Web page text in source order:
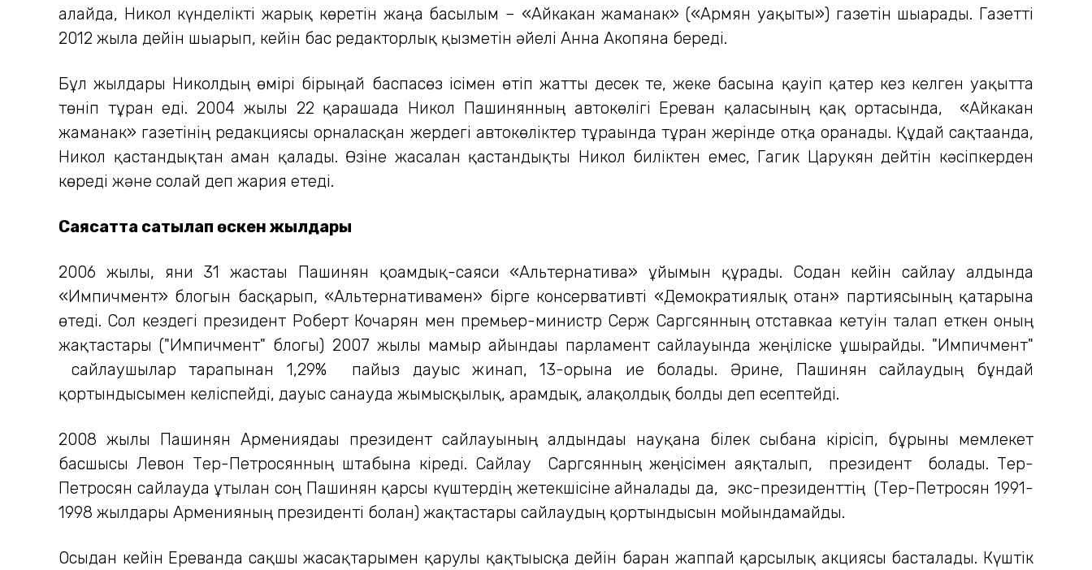
алайда, Никол күнделікті жарық көретін жаңа басылым – «Айкакан жаманак» («Армян уақыты») газетін шығарады. Газетті
2012 жылға дейін шығарып, кейін бас редакторлық қызметін әйелі Анна Акопянға береді.
Бұл жылдары Николдың өмірі бірыңғай баспасөз ісімен өтіп жатты десек те, жеке басына қауіп қатер кез келген уақытта
төніп тұрған еді. 2004 жылы 22 қарашада Никол Пашинянның автокөлігі Ереван қаласының қақ ортасында, «Айкакан
жаманак» газетінің редакциясы орналасқан жердегі автокөліктер тұрағында тұрған жерінде отқа оранады. Құдай сақтағанда,
Никол қастандықтан аман қалады. Өзіне жасалған қастандықты Никол биліктен емес, Гагик Царукян дейтін кәсіпкерден
көреді және солай деп жария етеді.
Саясатта сатылап өскен жылдары
2006 жылы, яғни 31 жастағы Пашинян қоғамдық-саяси «Альтернатива» ұйымын құрады. Содан кейін сайлау алдында
«Импичмент» блогын басқарып, «Альтернативамен» бірге консервативті «Демократиялық отан» партиясының қатарына
өтеді. Сол кездегі президент Роберт Кочарян мен премьер-министр Серж Саргсянның отставкаға кетуін талап еткен оның
жақтастары ("Импичмент" блогы) 2007 жылы мамыр айындағы парламент сайлауында жеңіліске ұшырайды. "Импичмент"
сайлаушылар тарапынан 1,29% пайыз дауыс жинап, 13-орынға ие болады. Әрине, Пашинян сайлаудың бұндай
қортындысымен келіспейді, дауыс санауда жымысқылық, арамдық, алақолдық болды деп есептейді.
2008 жылы Пашинян Армениядағы президент сайлауының алдындағы науқанға білек сыбана кірісіп, бұрынғы мемлекет
басшысы Левон Тер-Петросянның штабына кіреді. Сайлау Саргсянның жеңісімен аяқталып, президент болады. Тер-
Петросян сайлауда ұтылған соң Пашинян қарсы күштердің жетекшісіне айналады да, экс-президенттің (Тер-Петросян 1991-
1998 жылдары Арменияның президенті болған) жақтастары сайлаудың қортындысын мойындамайды.
Осыдан кейін Ереванда сақшы жасақтарымен қарулы қақтығысқа дейін барған жаппай қарсылық акциясы басталады. Күштік